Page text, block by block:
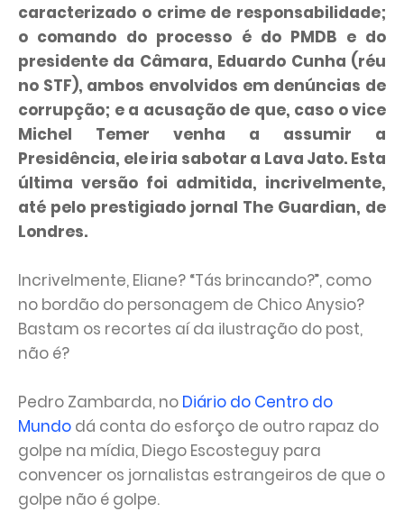
caracterizado o crime de responsabilidade;
o comando do processo é do PMDB e do
presidente da Câmara, Eduardo Cunha (réu
no STF), ambos envolvidos em denúncias de
corrupção; e a acusação de que, caso o vice
Michel Temer venha a assumir a
Presidência, ele iria sabotar a Lava Jato. Esta
última versão foi admitida, incrivelmente,
até pelo prestigiado jornal The Guardian, de
Londres.
Incrivelmente, Eliane? “Tás brincando?”, como
no bordão do personagem de Chico Anysio?
Bastam os recortes aí da ilustração do post,
não é?
Pedro Zambarda, no Diário do Centro do
Mundo dá conta do esforço de outro rapaz do
golpe na mídia, Diego Escosteguy para
convencer os jornalistas estrangeiros de que o
golpe não é golpe.